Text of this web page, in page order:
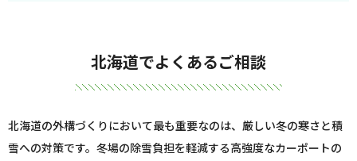
北海道でよくあるご相談
北海道の外構づくりにおいて最も重要なのは、厳しい冬の寒さと積
雪への対策です。冬場の除雪負担を軽減する高強度なカーポートの